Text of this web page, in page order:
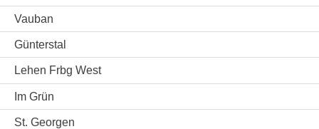
Vauban
Günterstal
Lehen Frbg West
Im Grün
St. Georgen